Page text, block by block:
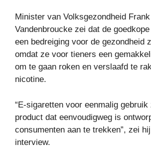
Minister van Volksgezondheid Frank
Vandenbroucke zei dat de
een bedreiging voor de gezondheid
omdat ze voor tieners een
om te gaan roken en verslaafd te
nicotine.
“E-sigaretten voor eenmalig
product dat eenvoudigweg is
consumenten aan te trekken”, zei
interview.